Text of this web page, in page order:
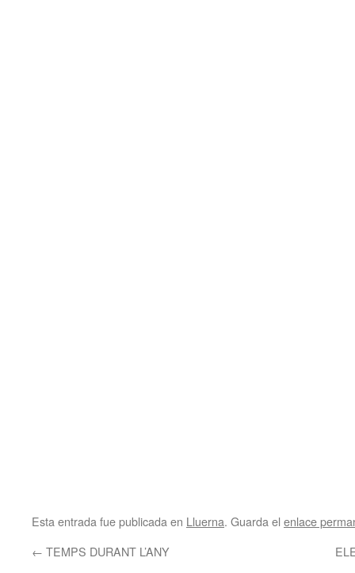
Esta entrada fue publicada en Lluerna. Guarda el enlace
← TEMPS DURANT L’ANY